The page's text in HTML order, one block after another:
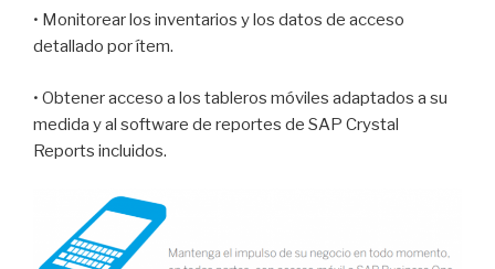
• Monitorear los inventarios y los datos de acceso
detallado por ítem.
• Obtener acceso a los tableros móviles adaptados a su
medida y al software de reportes de SAP Crystal
Reports incluidos.